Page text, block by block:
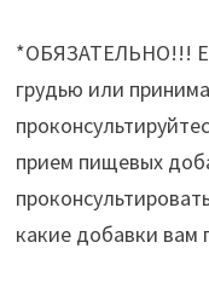
*ОБЯЗАТЕЛЬНО!!!
грудью или
прием пищевых
какие добавки вам